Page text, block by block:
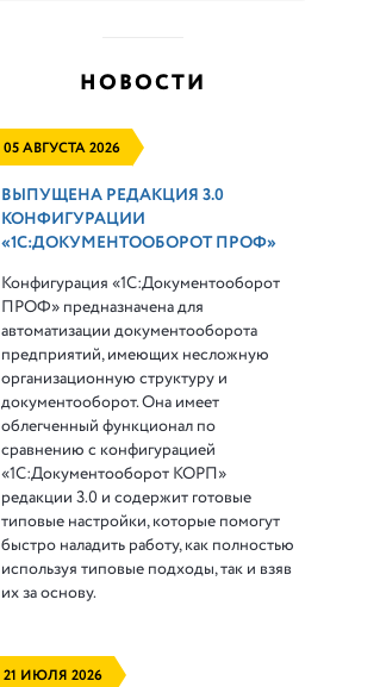
НОВОСТИ
05 АВГУСТА 2026
ВЫПУЩЕНА РЕДАКЦИЯ 3.0
КОНФИГУРАЦИИ
«1С:ДОКУМЕНТООБОРОТ ПРОФ»
Конфигурация «1С:Документооборот
ПРОФ» предназначена для
автоматизации документооборота
предприятий, имеющих несложную
организационную структуру и
документооборот. Она имеет
облегченный функционал по
сравнению с конфигурацией
«1С:Документооборот КОРП»
редакции 3.0 и содержит готовые
типовые настройки, которые помогут
быстро наладить работу, как полностью
используя типовые подходы, так и взяв
их за основу.
21 ИЮЛЯ 2026